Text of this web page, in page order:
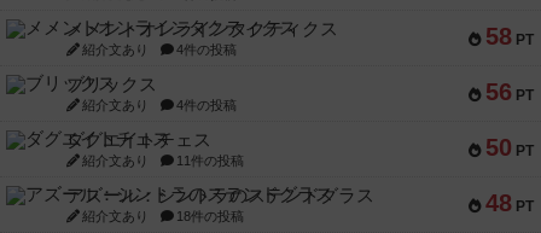
58 PT
メメントオンラインタクティクス
紹介文あり 4件の投稿
56 PT
ブリックス
紹介文あり 4件の投稿
50 PT
ダグエイトチェス
紹介文あり 11件の投稿
48 PT
アズール：シントラのステンドグラス
紹介文あり 18件の投稿